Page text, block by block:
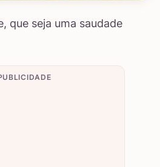
que seja uma saudade